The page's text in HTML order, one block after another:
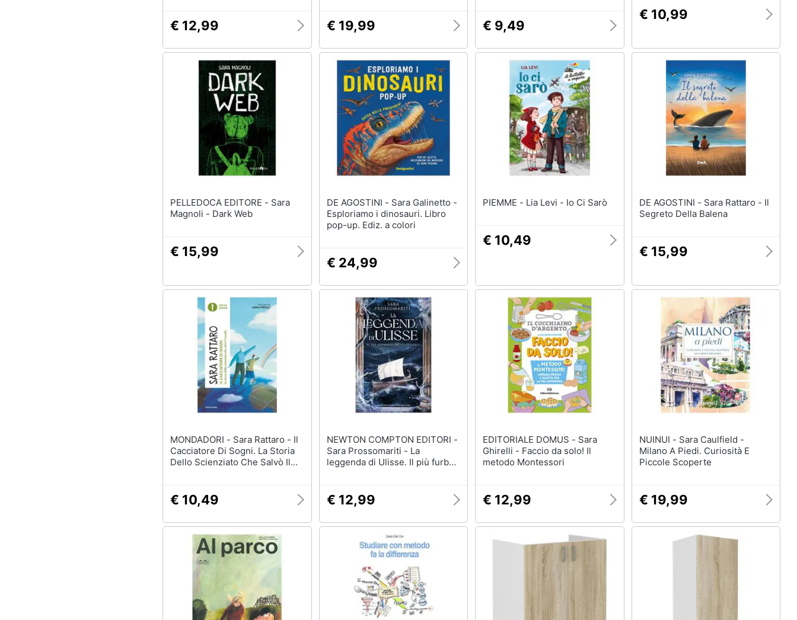
€ 12,99 € 19,99 € 9,49
€ 10,99
PELLEDOCA EDITORE - Sara
Magnoli - Dark Web
€ 15,99
DE AGOSTINI - Sara Galinetto -
Esploriamo i dinosauri. Libro
pop-up. Ediz. a colori
€ 24,99
PIEMME - Lia Levi - Io Ci Sarò
€ 10,49
DE AGOSTINI - Sara Rattaro - Il
Segreto Della Balena
€ 15,99
MONDADORI - Sara Rattaro - Il
Cacciatore Di Sogni. La Storia
Dello Scienziato Che Salvò Il
€ 10,49
NEWTON COMPTON EDITORI -
Sara Prossomariti - La
leggenda di Ulisse. Il più furbo
€ 12,99
EDITORIALE DOMUS - Sara
Ghirelli - Faccio da solo! Il
metodo Montessori
€ 12,99
NUINUI - Sara Caulfield -
Milano A Piedi. Curiosità E
Piccole Scoperte
€ 19,99